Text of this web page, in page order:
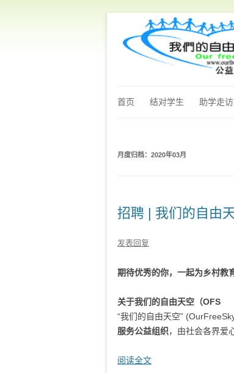
首页 结对学生 助学走访
月度归档： 2020年03月
招聘 | 我们的自由
发表回复
期待优秀的你，一起为乡村教
关于我们的自由天空（OFS
“我们的自由天空”
服务公益组织，由社会各界爱
阅读全文